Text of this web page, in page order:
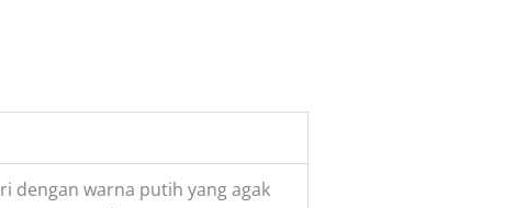
dengan warna putih yang agak